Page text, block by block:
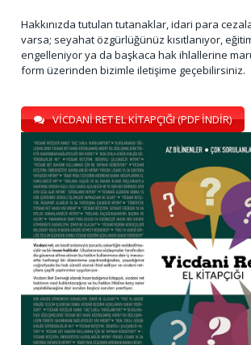
Hakkınızda tutulan tutanaklar, idari para
varsa; seyahat özgürlüğünüz kısıtlanıyor,
engelleniyor ya da başkaca hak ihlallerine
form üzerinden bizimle iletişime geçebilirsiniz.
VİCDANİ RET EL KİTAPÇIĞI (PDF İNDİR)